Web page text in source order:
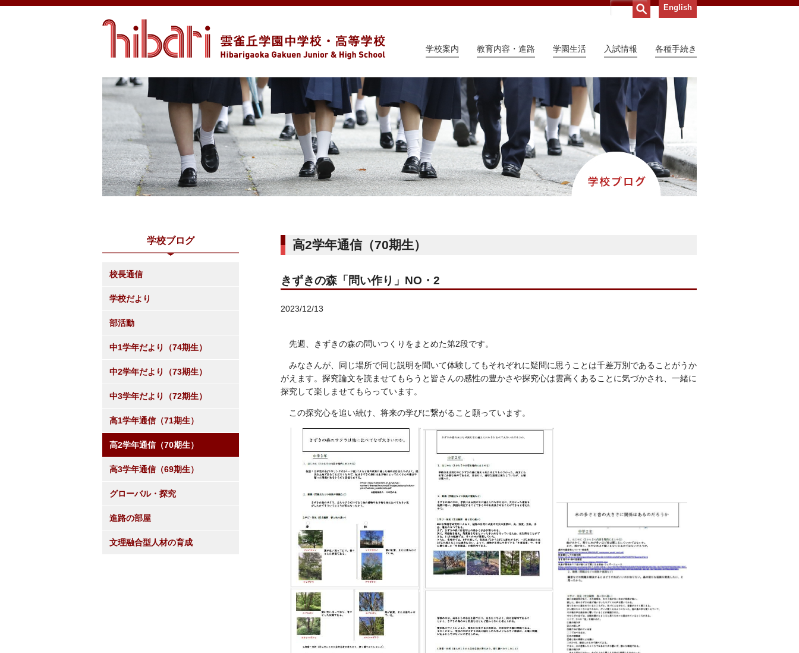
English
学校案内 教育内容・進路 学園生活 入試情報 各種手続き
高2学年通信（70期生）
きずきの森「問い作り」NO・2
2023/12/13
先週、きずきの森の問いつくりをまとめた第2段です。
みなさんが、同じ場所で同じ説明を聞いて体験してもそれぞれに疑問に思うことは千差万別であることがうか
がえます。探究論文を読ませてもらうと皆さんの感性の豊かさや探究心は雲高くあることに気づかされ、一緒に
探究して楽しませてもらっています。
この探究心を追い続け、将来の学びに繋がること願っています。
学校ブログ
校長通信
学校だより
部活動
中1学年だより（74期生）
中2学年だより（73期生）
中3学年だより（72期生）
高1学年通信（71期生）
高2学年通信（70期生）
高3学年通信（69期生）
グローバル・探究
進路の部屋
文理融合型人材の育成